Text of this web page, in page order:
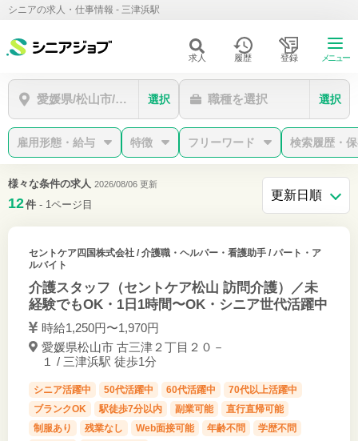
シニアの求人・仕事情報 - 三津浜駅
求人 履歴 登録 メニュー
愛媛県/松山市/三津浜駅
選択 職種を選択 選択
雇用形態・給与 特徴 フリーワード 検索履歴・
様々な条件の求人 2026/08/06 更新
12件 - 1ページ目
セントケア四国株式会社/ 介護職・ヘルパー・看護助手 / パート・ア
ルバイト
介護スタッフ（セントケア松山 訪問介護）／未
経験でもOK・1日1時間〜OK・シニア世代活躍中
時給1,250円〜1,970円
愛媛県松山市 古三津２丁目２０－
１ / 三津浜駅 徒歩1分
シニア活躍中 50代活躍中 60代活躍中
70代以上活躍中
ブランクOK
駅徒歩7分以内 副業可能
直行直帰可能
制服あり
残業なし Web面接可能 年齢不問
学歴不問